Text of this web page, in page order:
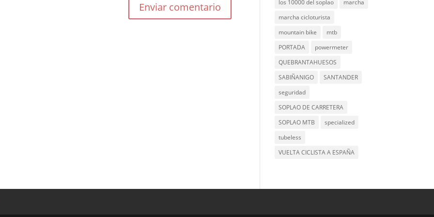
los 10000 del soplao
marcha
marcha cicloturista
mountain bike
mtb
PORTADA
powermeter
QUEBRANTAHUESOS
SABIÑANIGO
SANTANDER
seguridad
SOPLAO DE CARRETERA
SOPLAO MTB
specialized
tubeless
VUELTA CICLISTA A ESPAÑA